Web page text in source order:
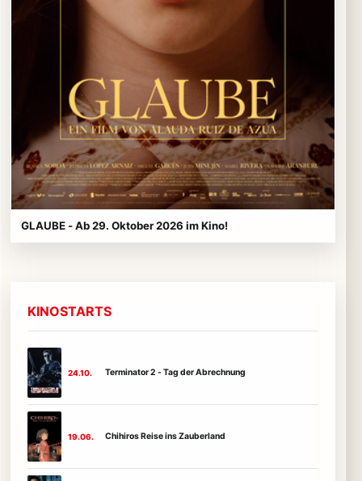
GLAUBE - Ab 29. Oktober 2026 im Kino!
KINOSTARTS
24.10. Terminator 2 - Tag der Abrechnung
19.06. Chihiros Reise ins Zauberland